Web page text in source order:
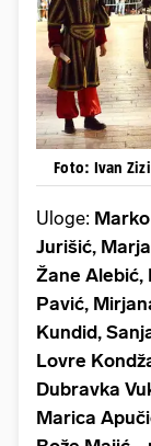
Foto: Ivan
Uloge:
Jurišić,
Žane Alebić,
Pavić,
Kundid,
Lovre
Dubravka
Marica